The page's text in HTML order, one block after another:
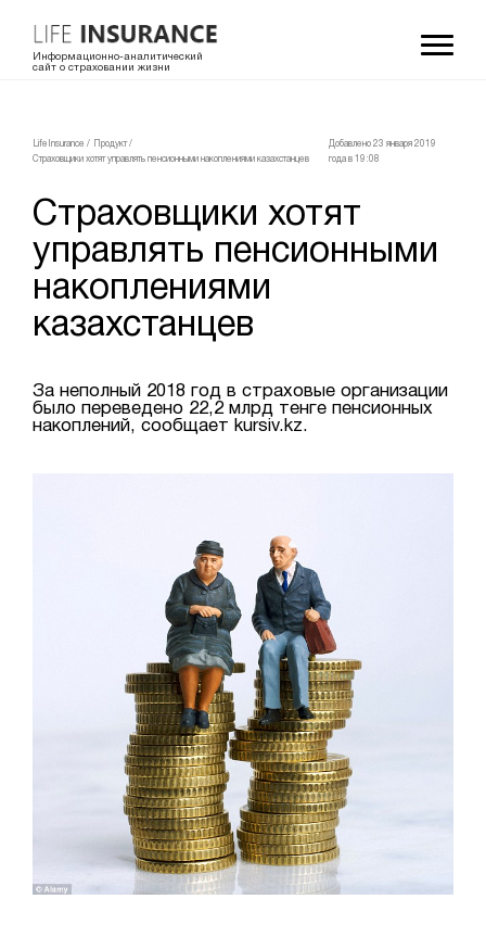
Информационно-аналитический
сайт о страховании жизни
LifeInsurance / Продукт/
Страховщики хотят управлять пенсионными накоплениями казахстанцев
Добавлено 23 января 2019
года в 19:08
Страховщики хотят
управлять пенсионными
накоплениями
казахстанцев
За неполный 2018 год в страховые организации
было переведено 22,2 млрд тенге пенсионных
накоплений, сообщает kursiv.kz.